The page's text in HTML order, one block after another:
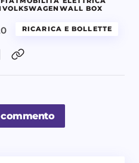
VOLKSWAGEN WALL BOX
RICARICA E BOLLETTE